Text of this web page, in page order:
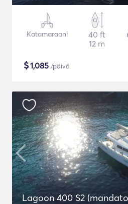
Katamaraani
40 ft
12 m
$1,085 /päivä
Lagoon 400 S2